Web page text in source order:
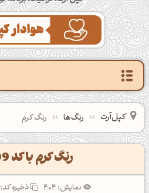
کپل‌آرت رنگ‌ها رنگ کرم
رنگ کرم با کد EAE7D9
نمایش: 404 ذخیره کد: